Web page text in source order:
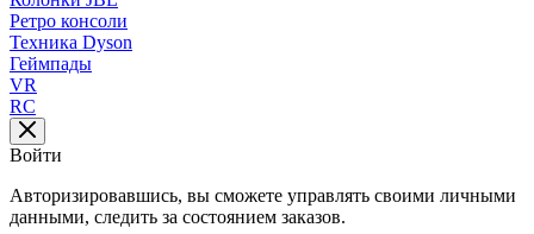
Ретро консоли
Техника Dyson
Геймпады
VR
RC
Войти
Авторизировавшись, вы сможете управлять своими личными
данными, следить за состоянием заказов.